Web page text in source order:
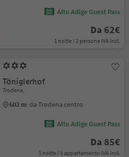
Alto Adige Guest Pass
Da 62€
1 notte / 2 persone IVA incl.
Töniglerhof
Trodena,
602 m da Trodena centro
Alto Adige Guest Pass
Da 85€
1 notte / 1 appartamento IVA incl.